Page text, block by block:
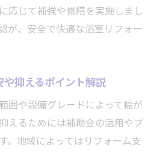
応じて補強や修繕を実施しまし
が、安全で快適な浴室リフォー
や抑えるポイント解説
囲や設備グレードによって幅が
えるためには補助金の活用やプ
。地域によってはリフォーム支